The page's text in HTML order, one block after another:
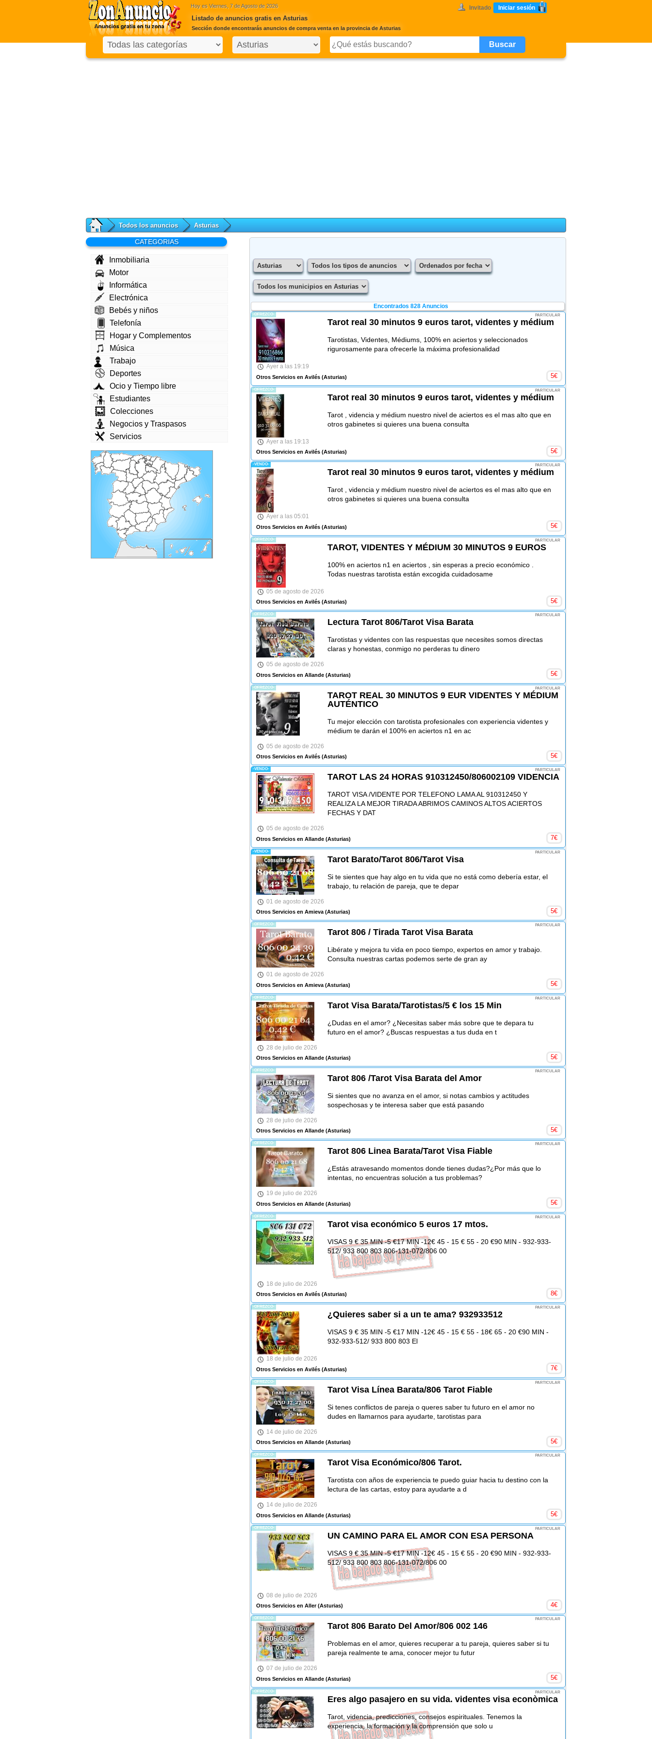
Hoy es Viernes, 7 de Agosto de 2026 Invitado Iniciar sesión
Listado de anuncios gratis en Asturias
Sección donde encontrarás anuncios de compra venta en la provincia de Asturias
Todos los anuncios Asturias
CATEGORIAS
Inmobiliaria
Motor
Informática
Electrónica
Bebés y niños
Telefonía
Hogar y Complementos
Música
Trabajo
Deportes
Ocio y Tiempo libre
Estudiantes
Colecciones
Negocios y Traspasos
Servicios
Encontrados 828 Anuncios
-OFREZCO- PARTICULAR
Tarot real 30 minutos 9 euros tarot, videntes y médium
Tarotistas, Videntes, Médiums, 100% en aciertos y seleccionados
rigurosamente para ofrecerle la máxima profesionalidad
Ayer a las 19:19
Otros Servicios en Avilés(Asturias) 5€
-OFREZCO- PARTICULAR
Tarot real 30 minutos 9 euros tarot, videntes y médium
Tarot , videncia y médium nuestro nivel de aciertos es el mas alto que en
otros gabinetes si quieres una buena consulta
Ayer a las 19:13
Otros Servicios en Avilés(Asturias) 5€
-VENDO- PARTICULAR
Tarot real 30 minutos 9 euros tarot, videntes y médium
Tarot , videncia y médium nuestro nivel de aciertos es el mas alto que en
otros gabinetes si quieres una buena consulta
Ayer a las 05:01
Otros Servicios en Avilés(Asturias) 5€
-OFREZCO- PARTICULAR
TAROT, VIDENTES Y MÉDIUM 30 MINUTOS 9 EUROS
100% en aciertos n1 en aciertos , sin esperas a precio económico .
Todas nuestras tarotista están excogida cuidadosame
05 de agosto de 2026
Otros Servicios en Avilés(Asturias) 5€
-OFREZCO- PARTICULAR
Lectura Tarot 806/Tarot Visa Barata
Tarotistas y videntes con las respuestas que necesites somos directas
claras y honestas, conmigo no perderas tu dinero
05 de agosto de 2026
Otros Servicios en Allande(Asturias) 5€
-OFREZCO- PARTICULAR
TAROT REAL 30 MINUTOS 9 EUR VIDENTES Y MÉDIUM
AUTÉNTICO
Tu mejor elección con tarotista profesionales con experiencia videntes y
médium te darán el 100% en aciertos n1 en ac
05 de agosto de 2026
Otros Servicios en Avilés(Asturias) 5€
-VENDO- PARTICULAR
TAROT LAS 24 HORAS 910312450/806002109 VIDENCIA
TAROT VISA /VIDENTE POR TELEFONO LAMA AL 910312450 Y
REALIZA LA MEJOR TIRADA ABRIMOS CAMINOS ALTOS ACIERTOS
FECHAS Y DAT
05 de agosto de 2026
Otros Servicios en Allande(Asturias) 7€
-VENDO- PARTICULAR
Tarot Barato/Tarot 806/Tarot Visa
Si te sientes que hay algo en tu vida que no está como debería estar, el
trabajo, tu relación de pareja, que te depar
01 de agosto de 2026
Otros Servicios en Amieva(Asturias) 5€
-OFREZCO- PARTICULAR
Tarot 806 / Tirada Tarot Visa Barata
Libérate y mejora tu vida en poco tiempo, expertos en amor y trabajo.
Consulta nuestras cartas podemos serte de gran ay
01 de agosto de 2026
Otros Servicios en Amieva(Asturias) 5€
-OFREZCO- PARTICULAR
Tarot Visa Barata/Tarotistas/5 € los 15 Min
¿Dudas en el amor? ¿Necesitas saber más sobre que te depara tu
futuro en el amor? ¿Buscas respuestas a tus duda en t
28 de julio de 2026
Otros Servicios en Allande(Asturias) 5€
-OFREZCO- PARTICULAR
Tarot 806 /Tarot Visa Barata del Amor
Si sientes que no avanza en el amor, si notas cambios y actitudes
sospechosas y te interesa saber que está pasando
28 de julio de 2026
Otros Servicios en Allande(Asturias) 5€
-OFREZCO- PARTICULAR
Tarot 806 Linea Barata/Tarot Visa Fiable
¿Estás atravesando momentos donde tienes dudas?¿Por más que lo
intentas, no encuentras solución a tus problemas?
19 de julio de 2026
Otros Servicios en Allande(Asturias) 5€
-OFREZCO- PARTICULAR
Tarot visa económico 5 euros 17 mtos.
VISAS 9 € 35 MIN -5 €17 MIN -12€ 45 - 15 € 55 - 20 €90 MIN - 932-933-
512/ 933 800 803 806-131-072/806 00
18 de julio de 2026
Otros Servicios en Avilés(Asturias) 8€
-OFREZCO- PARTICULAR
¿Quieres saber si a un te ama? 932933512
VISAS 9 € 35 MIN -5 €17 MIN -12€ 45 - 15 € 55 - 18€ 65 - 20 €90 MIN -
932-933-512/ 933 800 803 El
18 de julio de 2026
Otros Servicios en Avilés(Asturias) 7€
-OFREZCO- PARTICULAR
Tarot Visa Línea Barata/806 Tarot Fiable
Si tenes conflictos de pareja o queres saber tu futuro en el amor no
dudes en llamarnos para ayudarte, tarotistas para
14 de julio de 2026
Otros Servicios en Allande(Asturias) 5€
-OFREZCO- PARTICULAR
Tarot Visa Económico/806 Tarot.
Tarotista con años de experiencia te puedo guiar hacia tu destino con la
lectura de las cartas, estoy para ayudarte a d
14 de julio de 2026
Otros Servicios en Allande(Asturias) 5€
-OFREZCO- PARTICULAR
UN CAMINO PARA EL AMOR CON ESA PERSONA
VISAS 9 € 35 MIN -5 €17 MIN -12€ 45 - 15 € 55 - 20 €90 MIN - 932-933-
512/ 933 800 803 806-131-072/806 00
08 de julio de 2026
Otros Servicios en Aller(Asturias) 4€
-OFREZCO- PARTICULAR
Tarot 806 Barato Del Amor/806 002 146
Problemas en el amor, quieres recuperar a tu pareja, quieres saber si tu
pareja realmente te ama, conocer mejor tu futur
07 de julio de 2026
Otros Servicios en Allande(Asturias) 5€
-OFREZCO- PARTICULAR
Eres algo pasajero en su vida. videntes visa econòmica
Tarot, videncia, predicciones, consejos espirituales. Tenemos la
experiencia, la formación y la comprensión que solo u